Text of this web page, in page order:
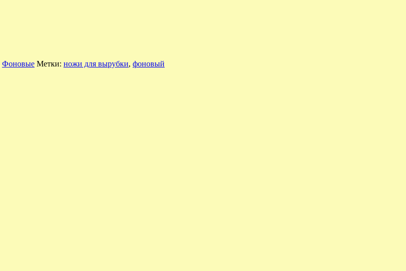
Фоновые Метки: ножи для вырубки, фоновый